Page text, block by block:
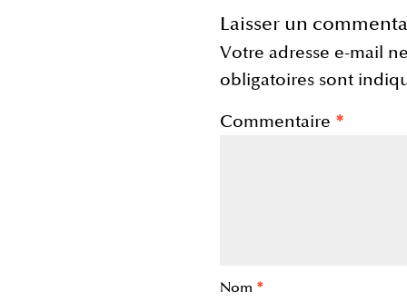
Laisser un
Votre adresse e-mail
obligatoires sont
Commentaire *
Nom *